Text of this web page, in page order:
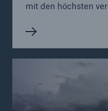
mit den höchsten